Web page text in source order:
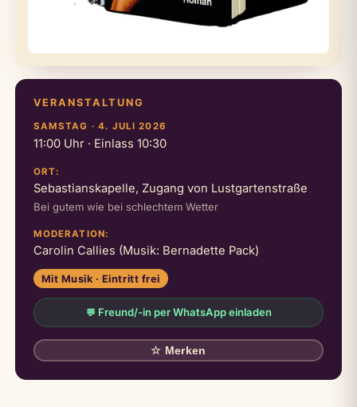
VERANSTALTUNG
SAMSTAG · 4. JULI 2026
11:00 Uhr · Einlass 10:30
ORT:
Sebastianskapelle, Zugang von Lustgartenstraße
Bei gutem wie bei schlechtem Wetter
MODERATION:
Carolin Callies (Musik: Bernadette Pack)
Mit Musik · Eintritt frei
💬 Freund/-in per WhatsApp einladen
☆ Merken